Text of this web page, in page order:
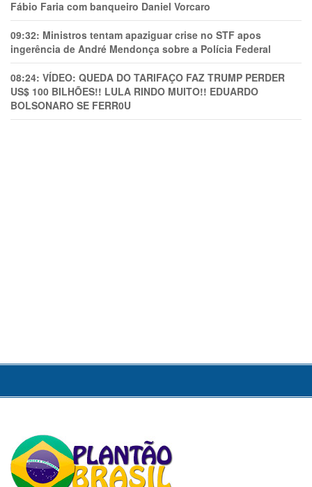
Fábio Faria com banqueiro Daniel Vorcaro
09:32: Ministros tentam apaziguar crise no STF apos
ingerência de André Mendonça sobre a Polícia Federal
08:24: VÍDEO: QUEDA DO TARIFAÇO FAZ TRUMP PERDER
US$ 100 BILHÕES!! LULA RINDO MUITO!! EDUARDO
BOLSONARO SE FERR0U